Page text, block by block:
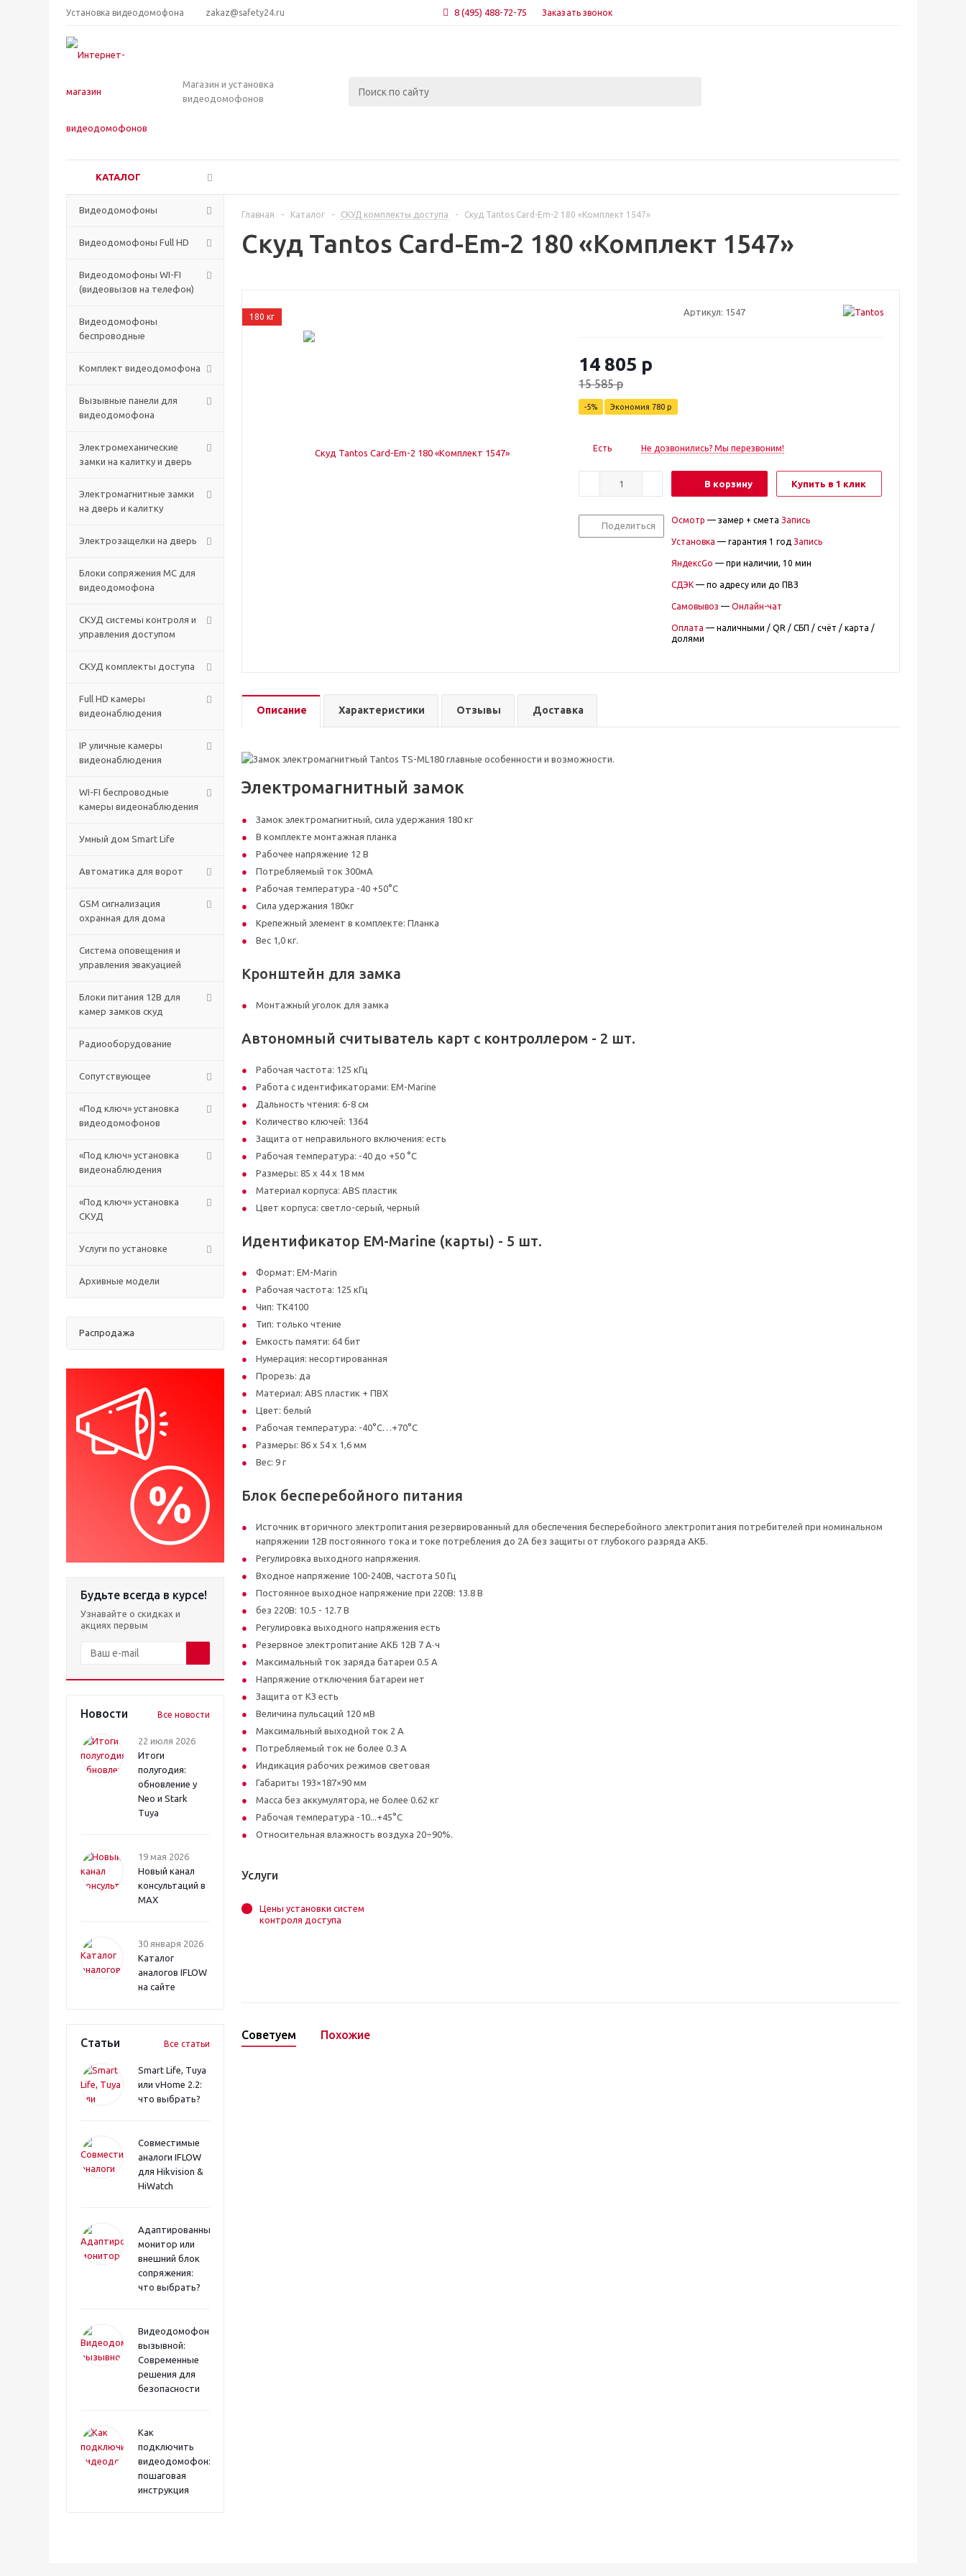
Установка видеодомофона zakaz@safety24.ru 8 (495) 488-72-75 Заказать звонок
Магазин и установка
видеодомофонов
КАТАЛОГ
Видеодомофоны
Видеодомофоны Full HD
Видеодомофоны WI-FI
(видеовызов на телефон)
Видеодомофоны
беспроводные
Комплект видеодомофона
Вызывные панели для
видеодомофона
Электромеханические
замки на калитку и дверь
Электромагнитные замки
на дверь и калитку
Электрозащелки на дверь
Блоки сопряжения МС для
видеодомофона
СКУД системы контроля и
управления доступом
СКУД комплекты доступа
Full HD камеры
видеонаблюдения
IP уличные камеры
видеонаблюдения
WI-FI беспроводные
камеры видеонаблюдения
Умный дом Smart Life
Автоматика для ворот
GSM сигнализация
охранная для дома
Cистема оповещения и
управления эвакуацией
Блоки питания 12В для
камер замков скуд
Радиооборудование
Сопутствующее
«Под ключ» установка
видеодомофонов
«Под ключ» установка
видеонаблюдения
«Под ключ» установка
СКУД
Услуги по установке
Архивные модели
Распродажа
Будьте всегда в курсе!
Узнавайте о скидках и
акциях первым
Новости Все новости
22 июля 2026
Итоги
полугодия:
обновление у
Neo и Stark
Tuya
19 мая 2026
Новый канал
консультаций в
MAX
30 января 2026
Каталог
аналогов IFLOW
на сайте
Статьи Все статьи
Smart Life, Tuya
или vHome 2.2:
что выбрать?
Совместимые
аналоги IFLOW
для Hikvision &
HiWatch
Адаптированный
монитор или
внешний блок
сопряжения:
что выбрать?
Видеодомофона
вызывной:
Современные
решения для
безопасности
Как
подключить
видеодомофон:
пошаговая
инструкция
Главная - Каталог - СКУД комплекты доступа - Скуд Tantos Card-Em-2 180 «Комплект 1547»
Скуд Tantos Card-Em-2 180 «Комплект 1547»
180 кг Артикул: 1547
14 805 р
15 585р
-5% Экономия 780 р
Есть Не дозвонились? Мы перезвоним!
В корзину Купить в 1 клик
Поделиться
Осмотр — замер + смета Запись
Установка — гарантия 1 год Запись
ЯндексGo — при наличии, 10 мин
СДЭК — по адресу или до ПВЗ
Самовывоз — Онлайн-чат
Оплата — наличными / QR / СБП / счёт / карта /
долями
Описание Характеристики Отзывы Доставка
Электромагнитный замок
Замок электромагнитный, сила удержания 180 кг
В комплекте монтажная планка
Рабочее напряжение 12 В
Потребляемый ток 300мА
Рабочая температура -40 +50°С
Сила удержания 180кг
Крепежный элемент в комплекте: Планка
Вес 1,0 кг.
Кронштейн для замка
Монтажный уголок для замка
Автономный считыватель карт с контроллером - 2 шт.
Рабочая частота: 125 кГц
Работа с идентификаторами: EM-Marine
Дальность чтения: 6-8 см
Количество ключей: 1364
Защита от неправильного включения: есть
Рабочая температура: -40 до +50 °C
Размеры: 85 х 44 х 18 мм
Материал корпуса: ABS пластик
Цвет корпуса: светло-серый, черный
Идентификатор EM-Marine (карты) - 5 шт.
Формат: EM-Marin
Рабочая частота: 125 кГц
Чип: ТК4100
Тип: только чтение
Емкость памяти: 64 бит
Нумерация: несортированная
Прорезь: да
Материал: ABS пластик + ПВХ
Цвет: белый
Рабочая температура: -40°С…+70°С
Размеры: 86 x 54 x 1,6 мм
Вес: 9 г
Блок бесперебойного питания
Источник вторичного электропитания резервированный для обеспечения бесперебойного электропитания потребителей при номинальном
напряжении 12В постоянного тока и токе потребления до 2А без защиты от глубокого разряда АКБ.
Регулировка выходного напряжения.
Входное напряжение 100-240В, частота 50 Гц
Постоянное выходное напряжение при 220В: 13.8 В
без 220В: 10.5 - 12.7 В
Регулировка выходного напряжения есть
Резервное электропитание АКБ 12В 7 А∙ч
Максимальный ток заряда батареи 0.5 А
Напряжение отключения батареи нет
Защита от КЗ есть
Величина пульсаций 120 мВ
Максимальный выходной ток 2 А
Потребляемый ток не более 0.3 А
Индикация рабочих режимов световая
Габариты 193×187×90 мм
Масса без аккумулятора, не более 0.62 кг
Рабочая температура -10...+45°C
Относительная влажность воздуха 20÷90%.
Услуги
Цены установки систем
контроля доступа
Советуем Похожие